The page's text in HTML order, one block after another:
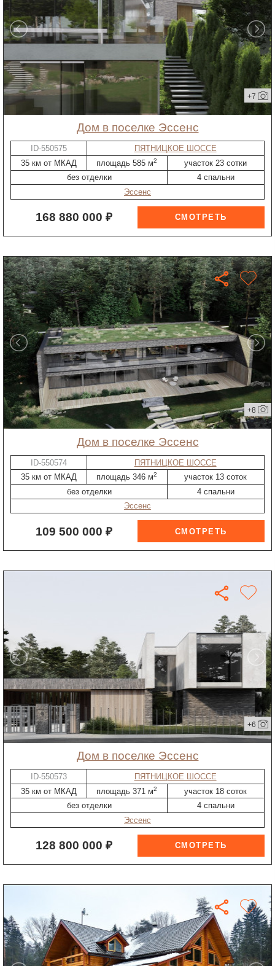
+7
дом в поселке Эссенс
ID-550575
ПЯТНИЦКОЕ ШОССЕ
35 км от МКАД
площадь 585 м2
участок 23 сотки
без отделки
4 спальни
Эссенс
168 880 000 ₽
+8
дом в поселке Эссенс
ID-550574
ПЯТНИЦКОЕ ШОССЕ
35 км от МКАД
площадь 346 м2
участок 13 соток
без отделки
4 спальни
Эссенс
109 500 000 ₽
+6
дом в поселке Эссенс
ID-550573
ПЯТНИЦКОЕ ШОССЕ
35 км от МКАД
площадь 371 м2
участок 18 соток
без отделки
4 спальни
Эссенс
128 800 000 ₽